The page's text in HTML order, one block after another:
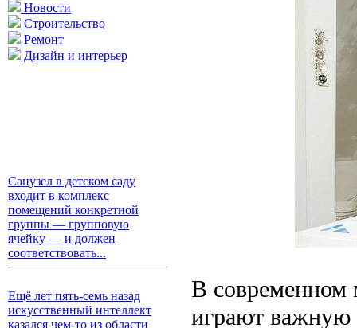
Новости
Строительство
Ремонт
Дизайн и интерьер
Санузел в детском саду
входит в комплекс
помещений конкретной
группы — групповую
ячейку — и должен
соответствовать...
Ещё лет пять-семь назад
искусственный интеллект
казался чем-то из области
В современном
играют важную